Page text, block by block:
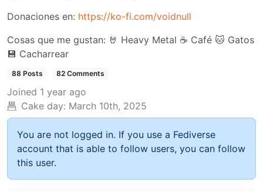
Donaciones en: https://ko-fi.com/voidnull
Cosas que me gustan: 🤘 Heavy Metal ☕ Café 🐱 Gatos
💾 Cacharrear
88 Posts 82 Comments
Joined 1 year ago
Cake day: March 10th, 2025
You are not logged in. If you use a Fediverse
account that is able to follow users, you can follow
this user.